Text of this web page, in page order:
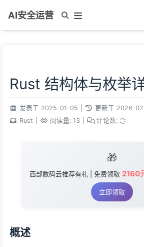
AI安全运营
Rust 结构体与枚举
发表于 2025-01-05 更新于 2026-
Rust
阅读量: 13 评论数:
🎁
西部数码云推荐有礼 | 免费领取 2160
立即领取
概述